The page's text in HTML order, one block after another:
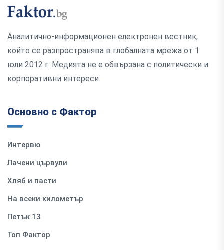
Аналитично-информационен електронен вестник,
който се разпространява в глобалната мрежа от 1
юли 2012 г. Медията не е обвързана с политически и
корпоративни интереси.
Основно с Фактор
Интервю
Лачени цървули
Хляб и пасти
На всеки километър
Петък 13
Топ Фактор